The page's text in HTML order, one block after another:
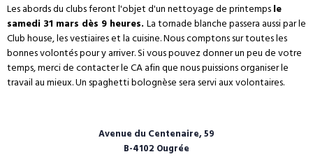
Les abords du clubs feront l'objet d'un nettoyage de printempsle
samedi 31 mars dès 9 heures.La tornade blanche passera aussi par le
Club house, les vestiaires et la cuisine.Nous comptons sur toutes les
bonnes volontés pour y arriver. Si vous pouvez donner un peu de votre
temps, merci de contacter le CA afin que nous puissions organiser le
travail au mieux. Un spaghetti bolognèse sera servi aux volontaires.
Avenue du Centenaire, 59
B-4102 Ougrée